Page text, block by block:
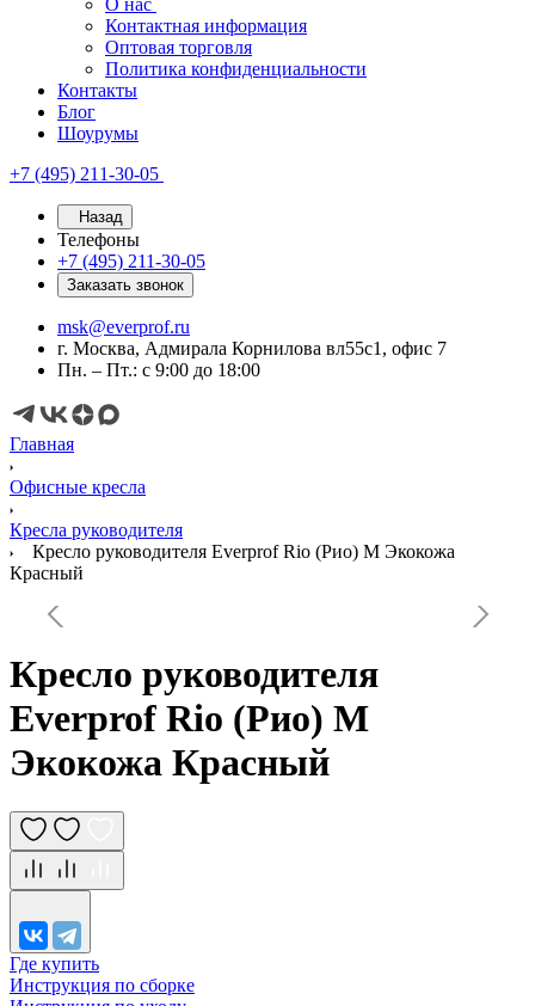
О нас
Контактная информация
Оптовая торговля
Политика конфиденциальности
Контакты
Блог
Шоурумы
+7 (495) 211-30-05
Назад
Телефоны
+7 (495) 211-30-05
Заказать звонок
msk@everprof.ru
г. Москва, Адмирала Корнилова вл55с1, офис 7
Пн. – Пт.: с 9:00 до 18:00
Главная
Офисные кресла
Кресла руководителя
Кресло руководителя Everprof Rio (Рио) M Экокожа
Красный
Кресло руководителя
Everprof Rio (Рио) M
Экокожа Красный
Где купить
Инструкция по сборке